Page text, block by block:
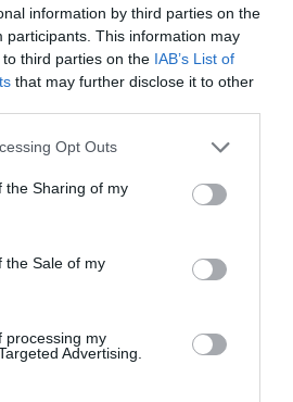
information by third parties on the
participants. This information may
third parties on the IAB’s List of
that may further disclose it to other
Opt Outs
the Sharing of my
the Sale of my
processing my
Advertising.